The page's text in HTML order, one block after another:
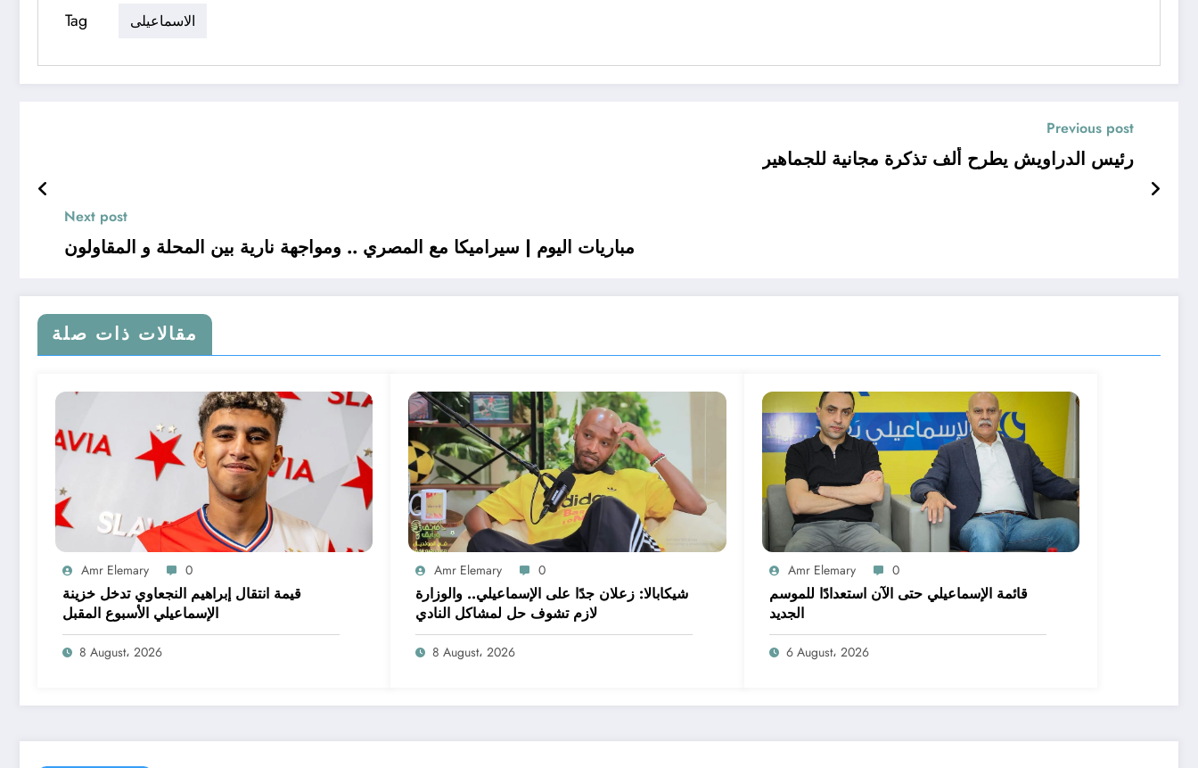
Tag الاسماعيلى
Previous post
رئيس الدراويش يطرح ألف تذكرة مجانية للجماهير
Next post
مباريات اليوم | سيراميكا مع المصري .. ومواجهة نارية بين المحلة و المقاولون
مقالات ذات صلة
Amr Elemary 0
قيمة انتقال إبراهيم النجعاوي تدخل خزينة
الإسماعيلي الأسبوع المقبل
8 August، 2026
Amr Elemary 0
شيكابالا: زعلان جدًا على الإسماعيلي.. والوزارة
لازم تشوف حل لمشاكل النادي
8 August، 2026
Amr Elemary 0
قائمة الإسماعيلي حتى الآن استعدادًا للموسم
الجديد
6 August، 2026